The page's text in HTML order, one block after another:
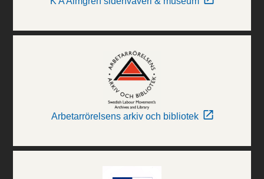
Arbetarrörelsens arkiv och bibliotek